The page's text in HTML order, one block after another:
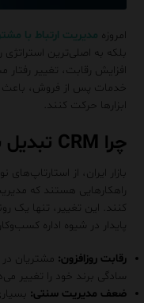
امروزه مدیریت ارتباط با
بلکه به اصلی‌ترین
افزایش رقابت، تغییر
خدمات پس از فروش،
ابزارها حرکت کنند.
چرا CRM تبدیل به ضرورت شده است؟
بازار ایران، از
راهکارهایی هستند که
کنند. این تغییر، تنها یک
پایدار در شیوه اداره
رقابت روزافزون: مشتریان در
سادگی برند خود را تغییر
ضعف مدیریت سنتی: